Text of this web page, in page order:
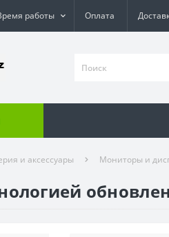
работы Оплата
и аксессуары Мониторы и